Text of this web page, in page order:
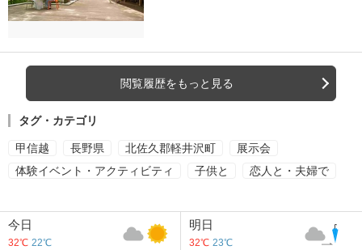
閲覧履歴をもっと見る
タグ・カテゴリ
甲信越 長野県 北佐久郡軽井沢町
展示会
体験イベント・アクティビティ
子供と 恋人と・夫婦で
今日
32℃ 22℃
明日
32℃ 23℃